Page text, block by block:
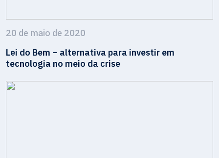
20 de maio de 2020
Lei do Bem – alternativa para investir em
tecnologia no meio da crise